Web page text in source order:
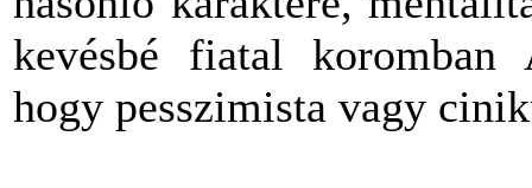
kevésbé fiatal koromban
hogy pesszimista vagy